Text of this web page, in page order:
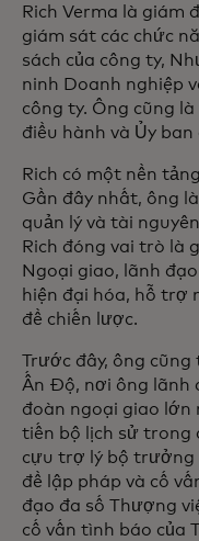
Rich Verma là giám
giám sát các chức
sách của công ty,
ninh Doanh nghiệp
công ty. Ông cũng
điều hành và Ủy ban
Rich có một nền
Gần đây nhất, ông
quản lý và tài
Rich đóng vai trò là
Ngoại giao, lãnh
hiện đại hóa, hỗ trợ
đề chiến lược.
Trước đây, ông
Ấn Độ, nơi ông lãnh
đoàn ngoại giao lớn
tiến bộ lịch sử trong
cựu trợ lý bộ trưởng
đề lập pháp và cố
đạo đa số Thượng
cố vấn tình báo của